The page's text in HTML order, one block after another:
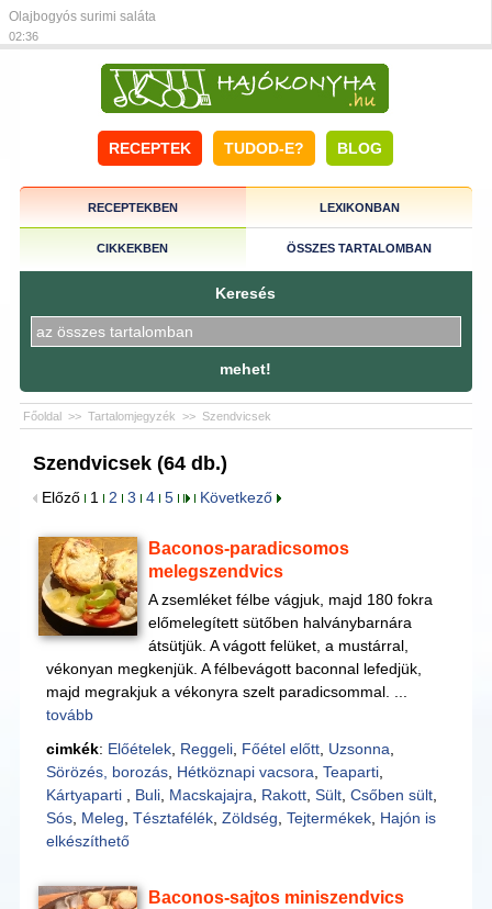
Olajbogyós surimi saláta
02:36
RECEPTEK TUDOD-E? BLOG
RECEPTEKBEN LEXIKONBAN
CIKKEKBEN ÖSSZES TARTALOMBAN
Keresés
mehet!
Főoldal >> Tartalomjegyzék >> Szendvicsek
Szendvicsek (64 db.)
Előző 1 2 3 4 5 Következő
Baconos-paradicsomos
melegszendvics
A zsemléket félbe vágjuk, majd 180 fokra
előmelegített sütőben halványbarnára
átsütjük. A vágott felüket, a mustárral,
vékonyan megkenjük. A félbevágott baconnal lefedjük,
majd megrakjuk a vékonyra szelt paradicsommal. ...
tovább
cimkék: Előételek, Reggeli, Főétel előtt, Uzsonna
Sörözés, borozás, Hétköznapi vacsora Teaparti,
Kártyaparti
Buli, Macskajajra Rakott, Sült, Csőben sült,
Sós, Meleg Tésztafélék, Zöldség Tejtermékek, Hajón is
elkészíthető
Baconos-sajtos miniszendvics